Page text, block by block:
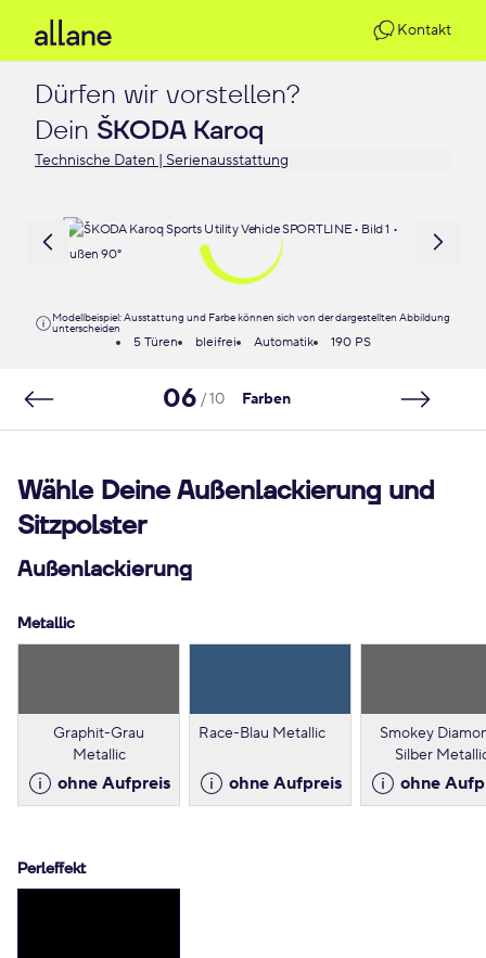
Kontakt
Dürfen wir vorstellen?
Dein ŠKODA Karoq
Technische Daten | Serienausstattung
Modellbeispiel: Ausstattung und Farbe können sich von der dargestellten Abbildung
unterscheiden
5 Türen bleifrei Automatik 190 PS
06 / 10 Farben
Wähle Deine Außenlackierung und
Sitzpolster
Außenlackierung
Metallic
Graphit-Grau
Metallic
ohne Aufpreis
Race-Blau Metallic
ohne Aufpreis
Smokey
Silber
ohne
Perleffekt